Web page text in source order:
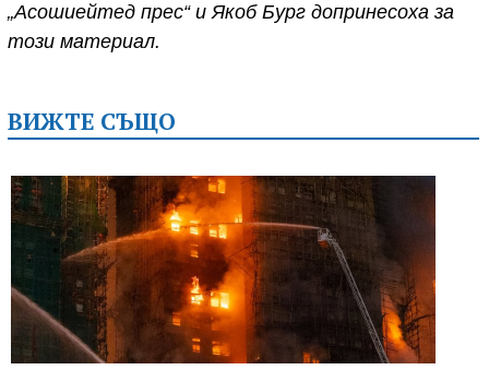
„Асошиейтед прес“ и Якоб Бург допринесоха за
този материал.
ВИЖТЕ СЪЩО